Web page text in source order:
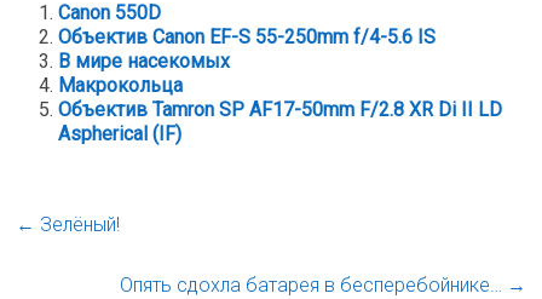
Canon 550D
Объектив Canon EF-S 55-250mm f/4-5.6 IS
В мире насекомых
Макрокольца
Объектив Tamron SP AF17-50mm F/2.8 XR Di II LD
Aspherical (IF)
← Зелёный!
Опять сдохла батарея в бесперебойнике… →